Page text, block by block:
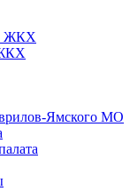
ЖКХ
Ямского МО